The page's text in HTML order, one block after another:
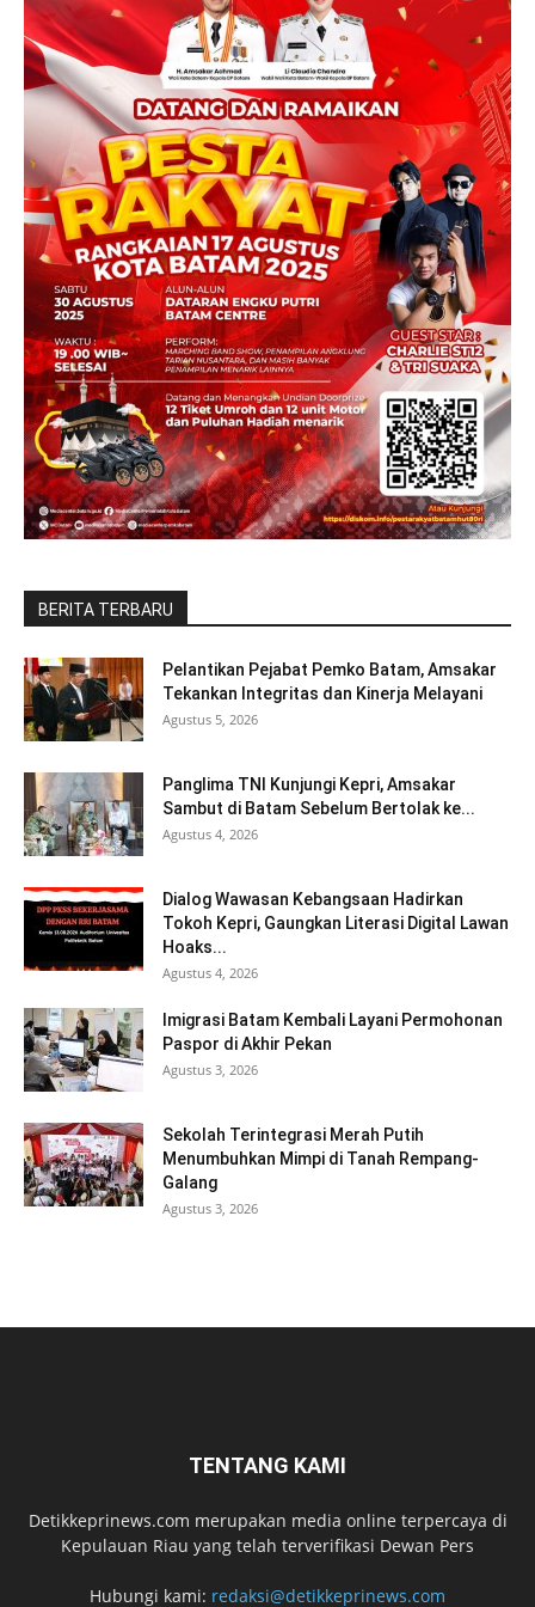
BERITA TERBARU
Pelantikan Pejabat Pemko Batam, Amsakar
Tekankan Integritas dan Kinerja Melayani
Agustus 5, 2026
Panglima TNI Kunjungi Kepri, Amsakar
Sambut di Batam Sebelum Bertolak ke...
Agustus 4, 2026
Dialog Wawasan Kebangsaan Hadirkan
Tokoh Kepri, Gaungkan Literasi Digital Lawan
Hoaks...
Agustus 4, 2026
Imigrasi Batam Kembali Layani Permohonan
Paspor di Akhir Pekan
Agustus 3, 2026
Sekolah Terintegrasi Merah Putih
Menumbuhkan Mimpi di Tanah Rempang-
Galang
Agustus 3, 2026
TENTANG KAMI
Detikkeprinews.com merupakan media online terpercaya di
Kepulauan Riau yang telah terverifikasi Dewan Pers
Hubungi kami: redaksi@detikkeprinews.com